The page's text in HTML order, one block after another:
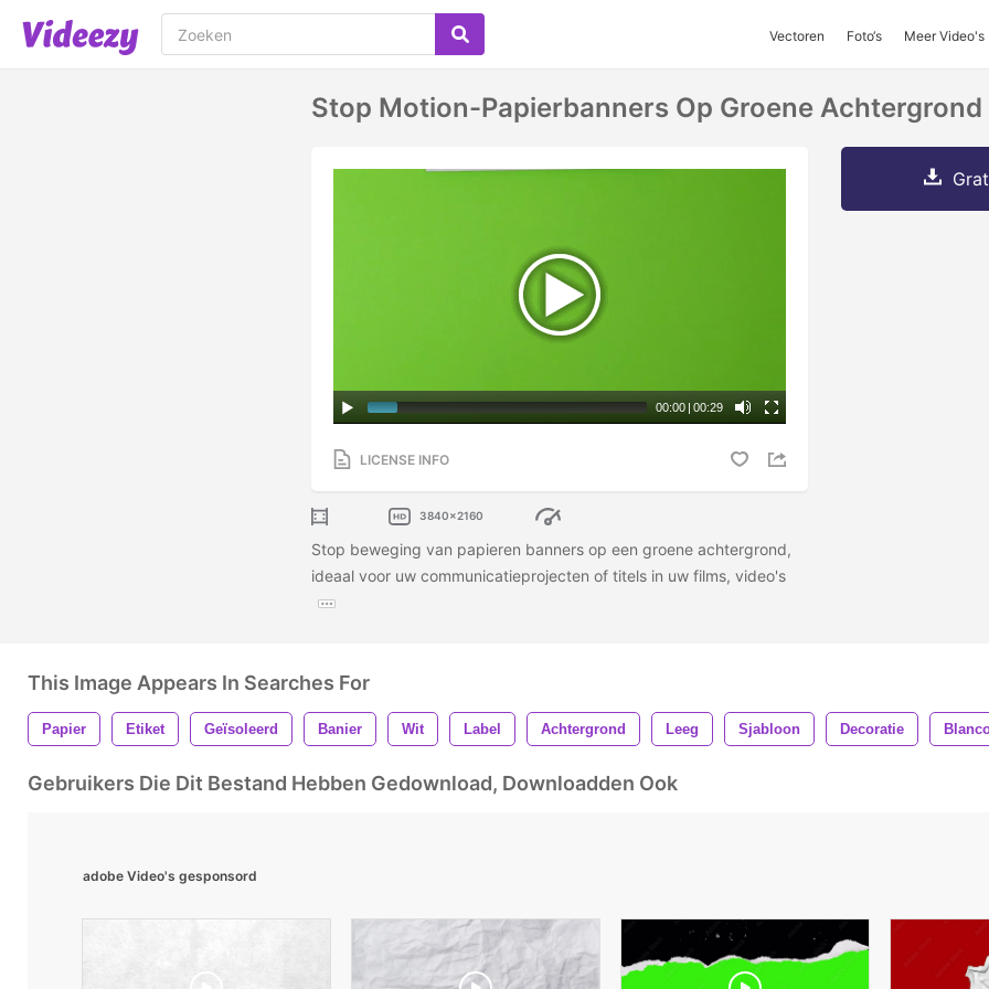
Vectoren Foto‘s Meer Video's
Stop Motion-Papierbanners Op Groene Achtergrond
00:00 | 00:29
LICENSE INFO
3840x2160
Stop beweging van papieren banners op een groene achtergrond,
ideaal voor uw communicatieprojecten of titels in uw films, video's
This Image Appears In Searches For
Papier Etiket Geïsoleerd Banier Wit Label Achtergrond Leeg Sjabloon Decoratie
Gebruikers Die Dit Bestand Hebben Gedownload, Downloadden Ook
adobe Video's gesponsord